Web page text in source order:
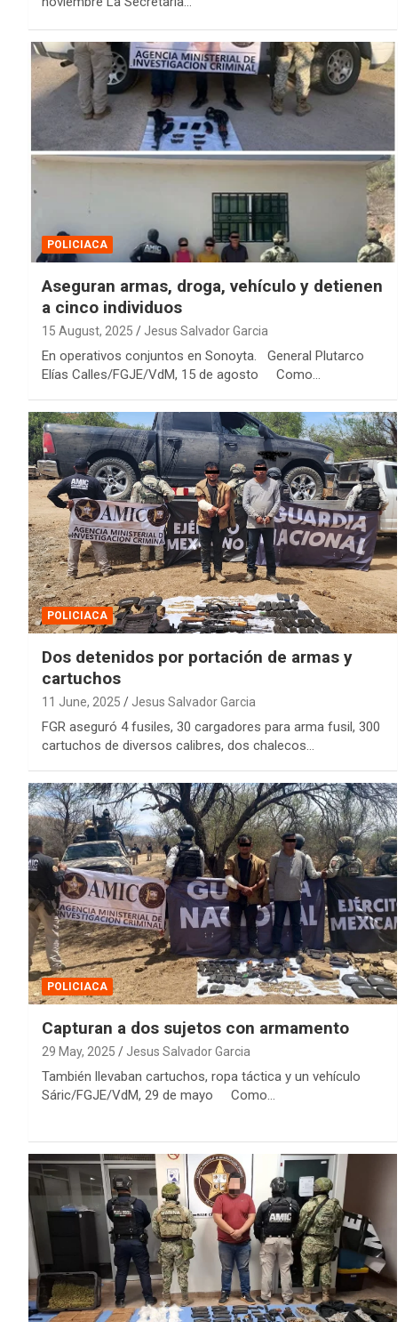
POLICIACA
Aseguran armas, droga, vehículo y detienen
a cinco individuos
15 August, 2025 Jesus Salvador Garcia
En operativos conjuntos en Sonoyta. General Plutarco
Elías Calles/FGJE/VdM, 15 de agosto Como…
POLICIACA
Dos detenidos por portación de armas y
cartuchos
11 June, 2025 Jesus Salvador Garcia
FGR aseguró 4 fusiles, 30 cargadores para arma fusil, 300
cartuchos de diversos calibres, dos chalecos…
POLICIACA
Capturan a dos sujetos con armamento
29 May, 2025 Jesus Salvador Garcia
También llevaban cartuchos, ropa táctica y un vehículo
Sáric/FGJE/VdM, 29 de mayo Como…